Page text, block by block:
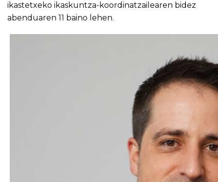
ikastetxeko ikaskuntza-koordinatzailearen bidez
abenduaren 11 baino lehen.